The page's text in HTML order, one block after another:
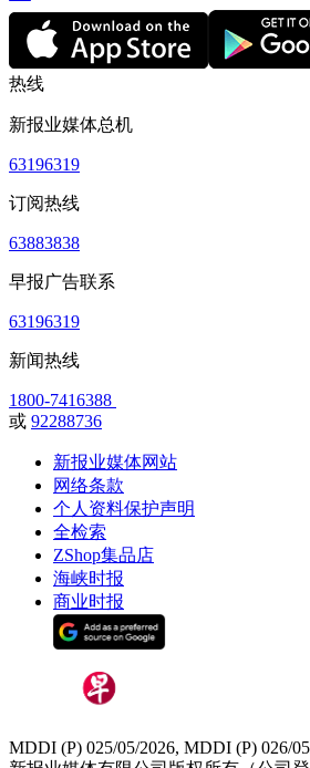
热线
新报业媒体总机
63196319
订阅热线
63883838
早报广告联系
63196319
新闻热线
1800-7416388
或 92288736
新报业媒体网站
网络条款
个人资料保护声明
全检索
ZShop集品店
海峡时报
商业时报
MDDI (P) 025/05/2026, MDDI (P) 026/